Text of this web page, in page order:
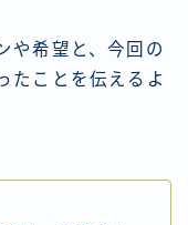
や希望と、今回の
たことを伝えるよ